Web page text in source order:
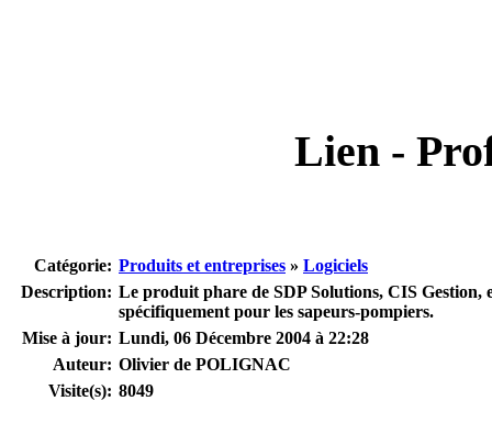
Lien -
Catégorie: Produits et entreprises » Logiciels
Description: Le produit phare de SDP Solutions, CIS Gestion,
spécifiquement pour les sapeurs-pompiers.
Mise à jour: Lundi, 06 Décembre 2004 à 22:28
Auteur: Olivier de POLIGNAC
Visite(s): 8049